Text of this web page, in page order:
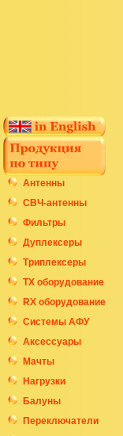
Антенны
СВЧ-антенны
Фильтры
Дуплексеры
Триплексеры
ТХ оборудование
RX оборудование
Системы АФУ
Аксессуары
Мачты
Нагрузки
Балуны
Переключатели